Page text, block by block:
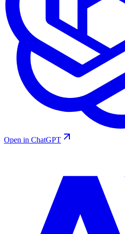
Open in ChatGPT